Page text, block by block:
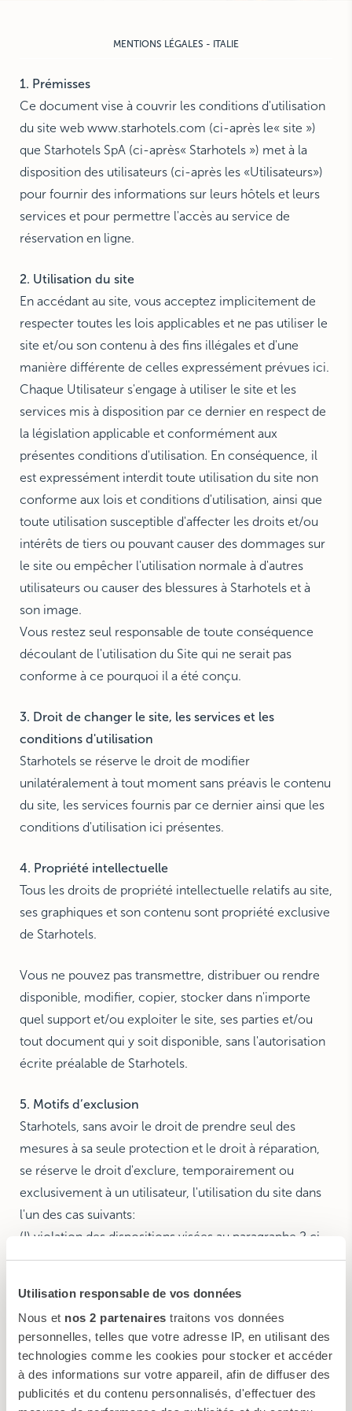
Utilisation responsable de vos données
Nous et nos 2 partenaires traitons vos données
personnelles, telles que votre adresse IP, en utilisant des
technologies comme les cookies pour stocker et accéder
à des informations sur votre appareil, afin de diffuser des
publicités et du contenu personnalisés, d'effectuer des
The MichelangeloMENTIONS LÉGALES - ITALIE
1. Prémisses
Ce document vise à couvrir les conditions d'utilisation
du site web www.starhotels.com (ci-après le« site »)
que Starhotels SpA (ci-après« Starhotels ») met à la
disposition des utilisateurs (ci-après les «Utilisateurs»)
pour fournir des informations sur leurs hôtels et leurs
services et pour permettre l'accès au service de
réservation en ligne.
2. Utilisation du site
En accédant au site, vous acceptez implicitement de
respecter toutes les lois applicables et ne pas utiliser le
site et/ou son contenu à des fins illégales et d'une
manière différente de celles expressément prévues ici.
Chaque Utilisateur s'engage à utiliser le site et les
services mis à disposition par ce dernier en respect de
la législation applicable et conformément aux
présentes conditions d'utilisation. En conséquence, il
est expressément interdit toute utilisation du site non
conforme aux lois et conditions d'utilisation, ainsi que
toute utilisation susceptible d'affecter les droits et/ou
intérêts de tiers ou pouvant causer des dommages sur
le site ou empêcher l'utilisation normale à d'autres
utilisateurs ou causer des blessures à Starhotels et à
son image.
Vous restez seul responsable de toute conséquence
découlant de l'utilisation du Site qui ne serait pas
conforme à ce pourquoi il a été conçu.
3. Droit de changer le site, les services et les
conditions d'utilisation
Starhotels se réserve le droit de modifier
unilatéralement à tout moment sans préavis le contenu
du site, les services fournis par ce dernier ainsi que les
conditions d'utilisation ici présentes.
4. Propriété intellectuelle
Tous les droits de propriété intellectuelle relatifs au site,
ses graphiques et son contenu sont propriété exclusive
de Starhotels.
Vous ne pouvez pas transmettre, distribuer ou rendre
disponible, modifier, copier, stocker dans n'importe
quel support et/ou exploiter le site, ses parties et/ou
tout document qui y soit disponible, sans l'autorisation
écrite préalable de Starhotels.
5. Motifs d’exclusion
Starhotels, sans avoir le droit de prendre seul des
mesures à sa seule protection et le droit à réparation,
se réserve le droit d'exclure, temporairement ou
exclusivement à un utilisateur, l'utilisation du site dans
l'un des cas suivants:
(I) violation des dispositions visées au paragraphe 2 ci-
dessus;
6. Hyperliens
Si le site est invoqué par des liens vers d’autres sites
web ou des publicités de tiers, Starhotels n'est pas tenu